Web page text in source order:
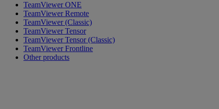
TeamViewer ONE
TeamViewer Remote
TeamViewer (Classic)
TeamViewer Tensor
TeamViewer Tensor (Classic)
TeamViewer Frontline
Other products